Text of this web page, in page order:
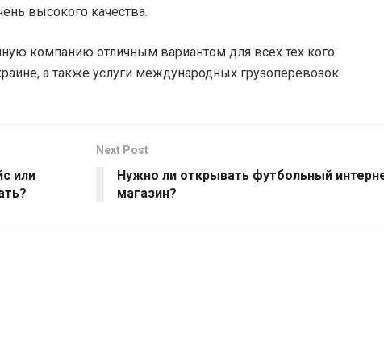
высокого качества.
компанию отличным вариантом для всех тех кого
а также услуги международных грузоперевозок.
или
Next Post
Нужно ли открывать футбольный
магазин?